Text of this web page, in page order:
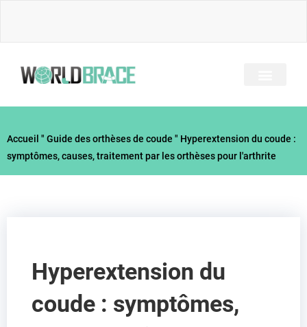
Accueil " Guide des orthèses de coude " Hyperextension du coude :
symptômes, causes, traitement par les orthèses pour l'arthrite
Hyperextension du
coude : symptômes,